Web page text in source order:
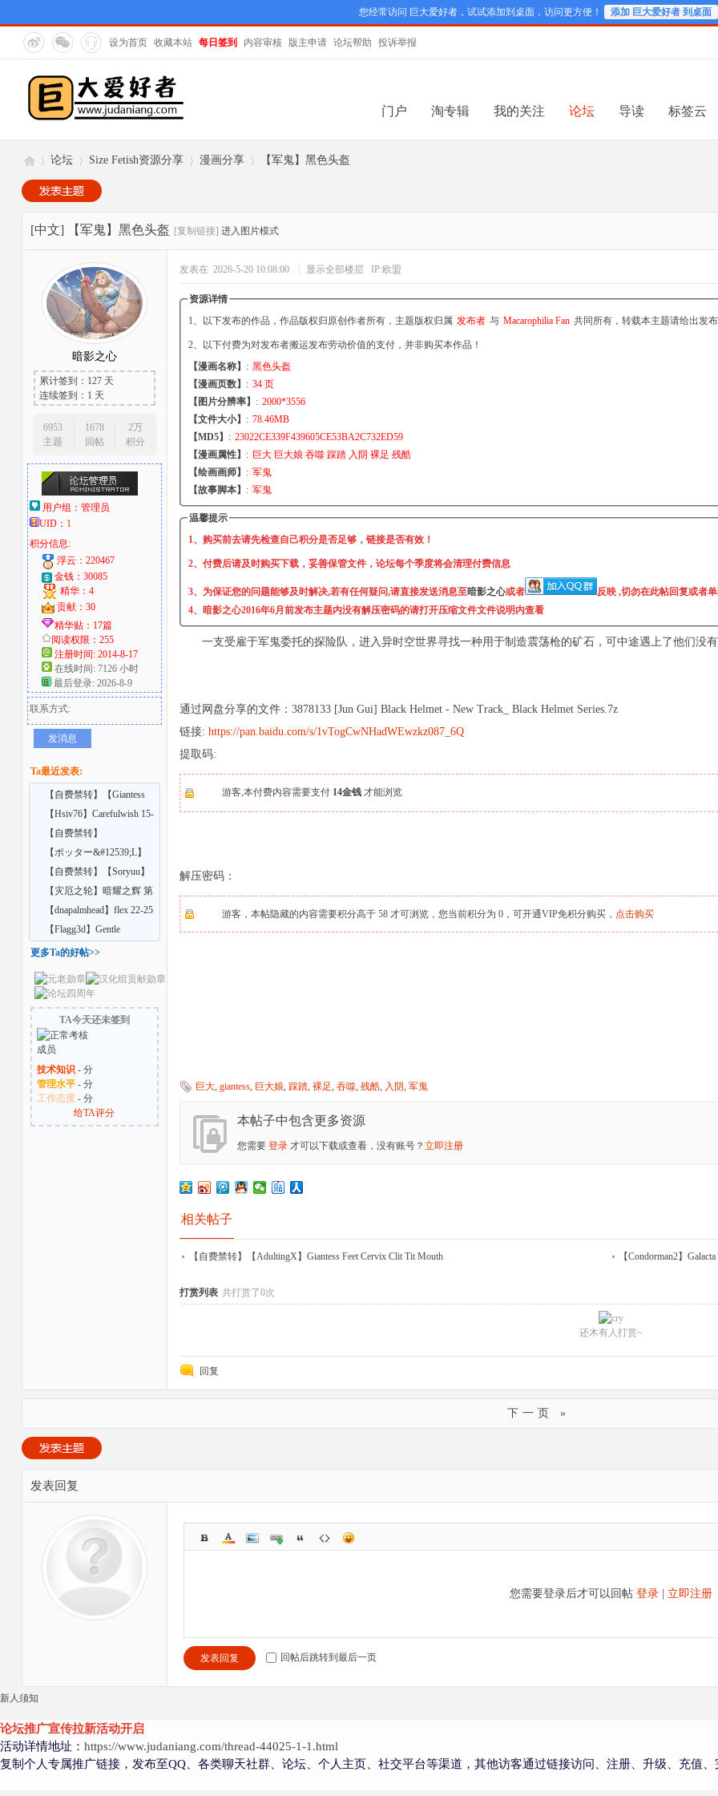
您经常访问 巨大爱好者，试试添加到桌面，访问更方便！ 添加 巨大爱好者 到桌面
设为首页 收藏本站 每日签到 内容审核 版主申请 论坛帮助 投诉举报
门户 淘专辑 我的关注 论坛 导读 标签云
巨
爱
好
»
论坛
›
Size Fetish资源分享
›
漫画分享
›
【军鬼】黑色头盔
[中文] 【军鬼】黑色头盔 [复制链接] 进入图片模式
暗影之心
累计签到：127 天
连续签到：1 天
6953
主题
1678
回帖
2万
积分
用户组： 管理员
UID： 1
积分信息:
浮云：220467
金钱：30085
精华：4
贡献：30
精华贴：17篇
阅读权限：255
注册时间: 2014-8-17
在线时间: 7126 小时
最后登录: 2026-8-9
联系方式:
发消息
Ta最近发表:
【自费禁转】【Giantess
Shrinking Feet】A
【Hsiv76】Carefulwish 15-
16【自费禁转】
【butre3004】Larger Than
Lus
【ポッター&#12539;L】
喝下药后变得比怪
【自费禁转】【Soryuu】
在巨大娘的家中受雇
【灾厄之轮】暗耀之辉 第
七章（上中）
【dnapalmhead】flex 22-25
【Flagg3d】Gentle
Giantess
更多Ta的好帖>>
TA今天还未签到
技术知识- 分
管理水平- 分
工作态度- 分
给TA评分
发表在 2026-5-20 10:08:00 显示全部楼层 IP:欧盟
资源详情
1、以下发布的作品，作品版权归原创作者所有，主题版权归属 发布者 与 Macarophilia Fan 共同所有，转载本主题请给出发
2、以下付费为对发布者搬运发布劳动价值的支付，并非购买本作品！
【漫画名称】 : 黑色头盔
【漫画页数】 : 34 页
【图片分辨率】 : 2000*3556
【文件大小】 : 78.46MB
【MD5】 : 23022CE339F439605CE53BA2C732ED59
【漫画属性】 : 巨大 巨大娘 吞噬 踩踏 入阴 裸足 残酷
【绘画画师】 : 军鬼
【故事脚本】 : 军鬼
温馨提示
1、购买前去请先检查自己积分是否足够，链接是否有效！
2、付费后请及时购买下载，妥善保管文件，论坛每个季度将会清理付费信息
3、为保证您的问题能够及时解决,若有任何疑问,请直接发送消息至暗影之心或者
反映 ,切勿在此帖回复或者
4、暗影之心2016年6月前发布主题内没有解压密码的请打开压缩文件文件说明内查看
一支受雇于军鬼委托的探险队，进入异时空世界寻找一种用于制造震荡枪的矿石，可中途遇上了他们没
通过网盘分享的文件：3878133 [Jun Gui] Black Helmet - New Track_ Black Helmet Series.7z
链接: https://pan.baidu.com/s/1vTogCwNHadWEwzkz087_6Q
提取码:
游客,本付费内容需要支付 14金钱才能浏览
解压密码：
游客，本帖隐藏的内容需要积分高于 58 才可浏览，您当前积分为 0，可开通VIP免积分购买， 点击购买
巨大, giantess, 巨大娘, 踩踏, 裸足, 吞噬, 残酷, 入阴, 军鬼
本帖子中包含更多资源
您需要 登录才可以下载或查看，没有账号？ 立即注册
相关帖子
【自费禁转】【AdultingX】Giantess Feet Cervix Clit Tit Mouth 【Condorman2】Galacta
打赏列表 共打赏了0次
还木有人打赏~
回复
下一页 »
发表回复
您需要登录后才可以回帖 登录| 立即注册
发表回复 回帖后跳转到最后一页
新人须知
论坛推广宣传拉新活动开启
活动详情地址： https://www.judaniang.com/thread-44025-1-1.html
复制个人专属推广链接，发布至QQ、各类聊天社群、论坛、个人主页、社交平台等渠道，其他访客通过链接访问、注册、升级、充值